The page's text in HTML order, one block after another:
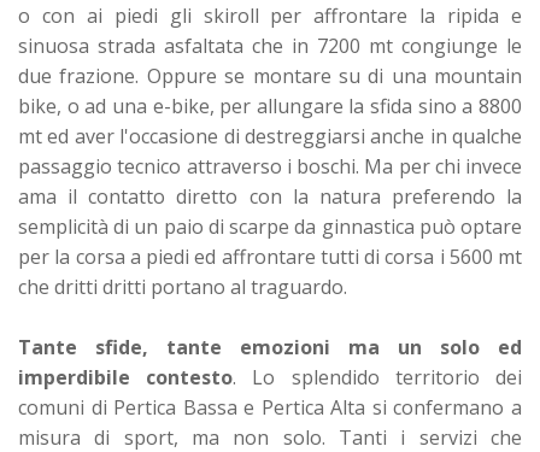
o con ai piedi gli skiroll per affrontare la ripida e
sinuosa strada asfaltata che in 7200 mt congiunge le
due frazione. Oppure se montare su di una mountain
bike, o ad una e-bike, per allungare la sfida sino a 8800
mt ed aver l'occasione di destreggiarsi anche in qualche
passaggio tecnico attraverso i boschi. Ma per chi invece
ama il contatto diretto con la natura preferendo la
semplicità di un paio di scarpe da ginnastica può optare
per la corsa a piedi ed affrontare tutti di corsa i 5600 mt
che dritti dritti portano al traguardo.
Tante sfide, tante emozioni ma un solo ed
imperdibile contesto. Lo splendido territorio dei
comuni di Pertica Bassa e Pertica Alta si confermano a
misura di sport, ma non solo. Tanti i servizi che